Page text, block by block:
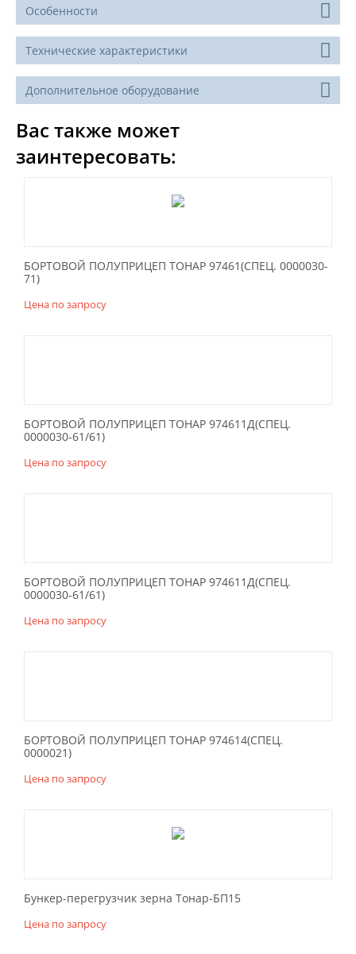
Особенности
Технические характеристики
Дополнительное оборудование
Вас также может
заинтересовать:
БОРТОВОЙ ПОЛУПРИЦЕП ТОНАР 97461(СПЕЦ. 0000030-
71)
Цена по запросу
БОРТОВОЙ ПОЛУПРИЦЕП ТОНАР 974611Д(СПЕЦ.
0000030-61/61)
Цена по запросу
БОРТОВОЙ ПОЛУПРИЦЕП ТОНАР 974611Д(СПЕЦ.
0000030-61/61)
Цена по запросу
БОРТОВОЙ ПОЛУПРИЦЕП ТОНАР 974614(СПЕЦ.
0000021)
Цена по запросу
Бункер-перегрузчик зерна Тонар-БП15
Цена по запросу